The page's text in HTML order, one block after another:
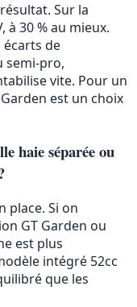
Sur la
à 30 % au mieux.
écarts de
semi-pro,
vite. Pour un
est un choix
haie séparée ou
place. Si on
GT Garden ou
est plus
intégré 52cc
que les